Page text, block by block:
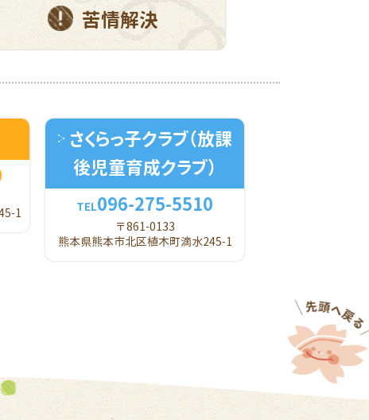
苦情解決
1
さくらっ子クラブ（放課
後児童育成クラブ）
TEL096-275-5510
〒861-0133
熊本県熊本市北区植木町滴水245-1